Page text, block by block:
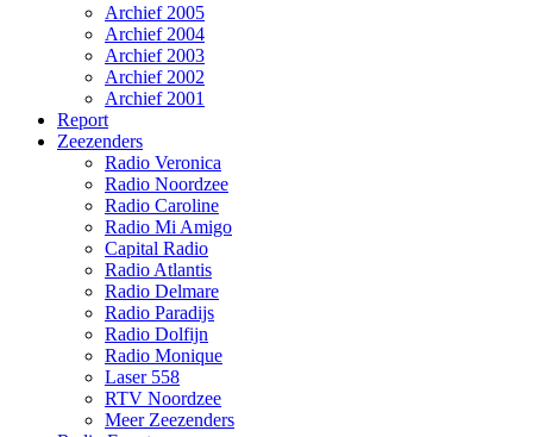
Archief 2005
Archief 2004
Archief 2003
Archief 2002
Archief 2001
Report
Zeezenders
Radio Veronica
Radio Noordzee
Radio Caroline
Radio Mi Amigo
Capital Radio
Radio Atlantis
Radio Delmare
Radio Paradijs
Radio Dolfijn
Radio Monique
Laser 558
RTV Noordzee
Meer Zeezenders